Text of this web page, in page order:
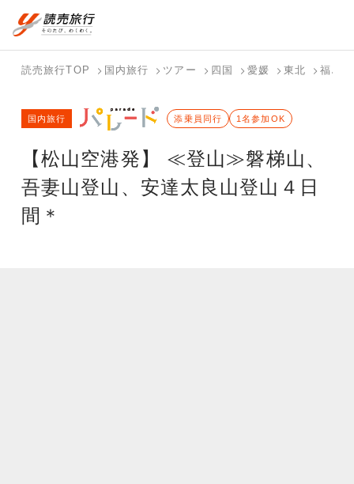
国内旅行トップ
バスツアー
を探す
個人旅行
（ブーケ）を探す
ら探す
テーマから写真から探
海外旅行トップ
海外特集か
ら探す
テーマから
探す
す
読売旅行TOP 国内旅行 ツアー 四国 愛媛 東北 福島
【松山空港発】 ≪登山≫磐梯山、
吾妻山登山、安達太良山登山４日
間＊
国内旅行 添乗員同行 1名参加OK